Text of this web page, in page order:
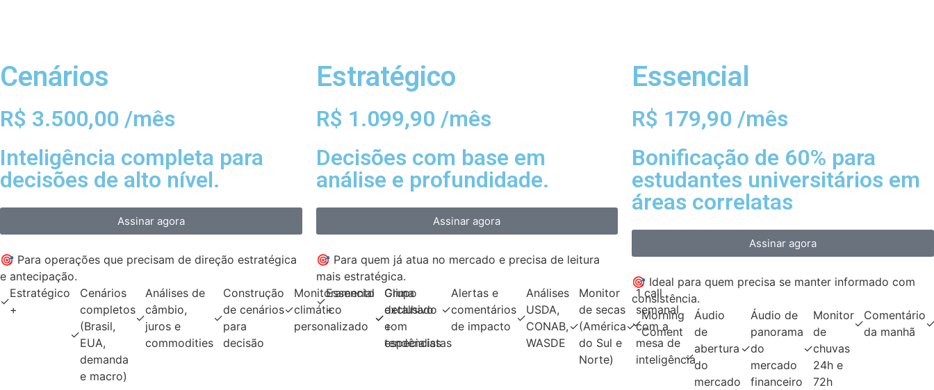
Cenários
R$ 3.500,00 /mês
Inteligência completa para
decisões de alto nível.
Assinar agora
🎯 Para operações que precisam de direção estratégica
e antecipação.
✓
Estratégico
+
✓
Cenários
completos
(Brasil,
EUA,
demanda
e macro)
✓
Análises de
câmbio,
juros e
commodities
✓
Construção
de cenários
para
decisão
✓
Monitoramento
climático
personalizado
✓
Grupo
exclusivo
com
especialistas
Estratégico
R$ 1.099,90 /mês
Decisões com base em
análise e profundidade.
Assinar agora
🎯 Para quem já atua no mercado e precisa de leitura
mais estratégica.
✓
Essencial
+
✓
Clima
detalhado
+
tendências
✓
Alertas e
comentários
de impacto
✓
Análises
USDA,
CONAB,
WASDE
✓
Monitor
de secas
(América
do Sul e
Norte)
✓
1 call
semanal
com a
mesa de
inteligência
Essencial
R$ 179,90 /mês
Bonificação de 60% para
estudantes universitários em
áreas correlatas
Assinar agora
🎯 Ideal para quem precisa se manter informado com
consistência.
✓
Morning
Coment
✓
Áudio
de
abertura
do
mercado
✓
Áudio de
panorama
do
mercado
financeiro
✓
Monitor
de
chuvas
24h e
72h
✓
Comentário
da manhã